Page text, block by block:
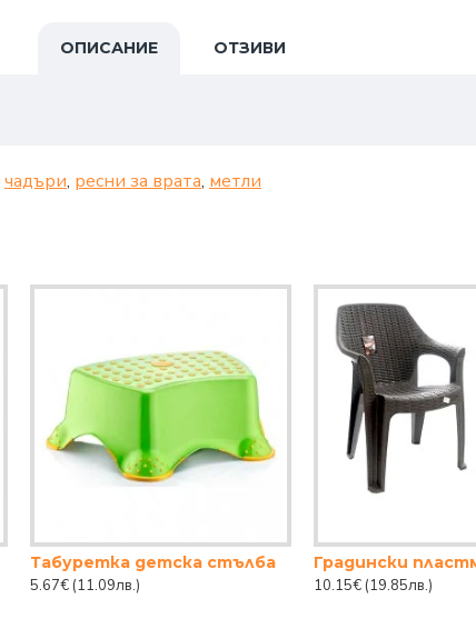
ОПИСАНИЕ ОТЗИВИ
чадъри, ресни за врата, метли
Табуретка детска стълба
5.67€ (11.09лв.)
10.15€ (19.85лв.)